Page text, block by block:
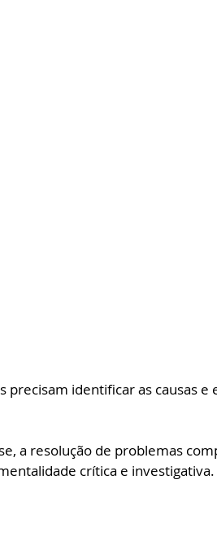
identificar as causas e
a resolução de problemas
crítica e investigativa.